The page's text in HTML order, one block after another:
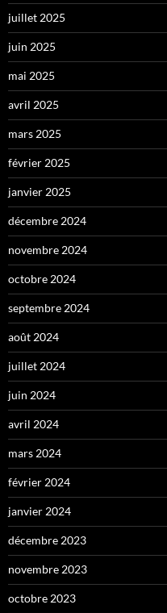
juillet 2025
juin 2025
mai 2025
avril 2025
mars 2025
février 2025
janvier 2025
décembre 2024
novembre 2024
octobre 2024
septembre 2024
août 2024
juillet 2024
juin 2024
avril 2024
mars 2024
février 2024
janvier 2024
décembre 2023
novembre 2023
octobre 2023